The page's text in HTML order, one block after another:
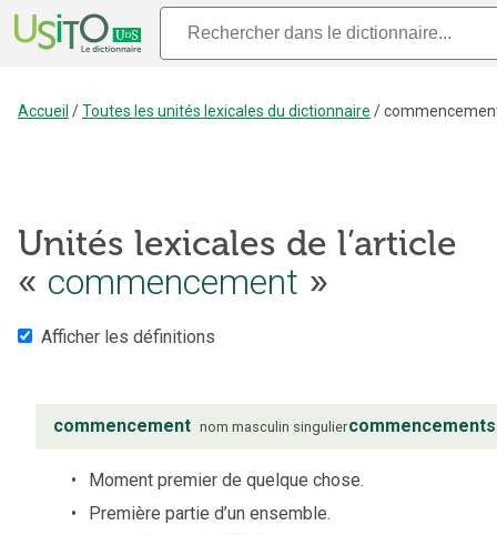
Accueil /Toutes les unités lexicales du dictionnaire /
Unités lexicales de l’article
« commencement »
Afficher les définitions
commencement nom masculin singuliercommencements
Moment premier de quelque chose.
Première partie d’un ensemble.